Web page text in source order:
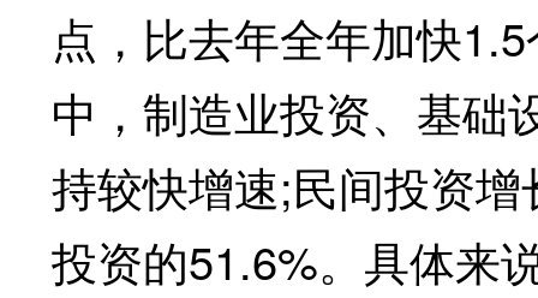
点，比去年全年加快
中，制造业投资、基础
持较快增速;民间投资
投资的51.6%。具体来